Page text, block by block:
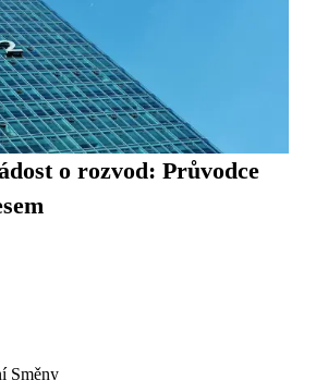
o rozvod: Průvodce